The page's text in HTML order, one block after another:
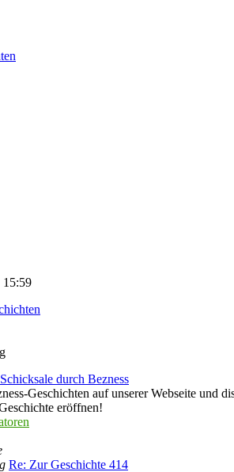
15:59
durch Bezness
Geschichten auf unserer Webseite und
eröffnen!
Re: Zur Geschichte 414